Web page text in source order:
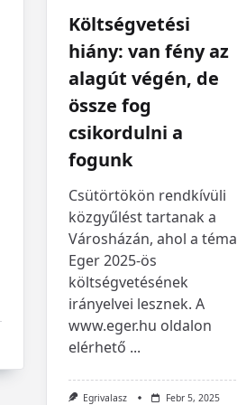
Költségvetési
hiány: van fény az
alagút végén, de
össze fog
csikordulni a
fogunk
Csütörtökön rendkívüli
közgyűlést tartanak a
Városházán, ahol a téma
Eger 2025-ös
költségvetésének
irányelvei lesznek. A
www.eger.hu oldalon
elérhető ...
Egrivalasz Febr 5, 2025